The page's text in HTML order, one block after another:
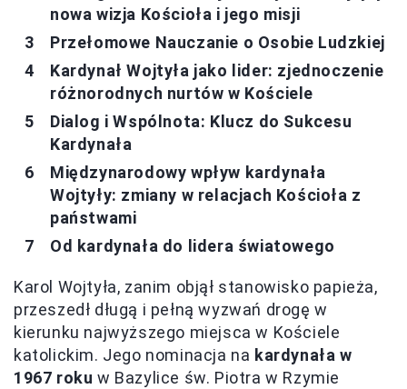
nowa wizja Kościoła i jego misji
Przełomowe Nauczanie o Osobie Ludzkiej
Kardynał Wojtyła jako lider: zjednoczenie
różnorodnych nurtów w Kościele
Dialog i Wspólnota: Klucz do Sukcesu
Kardynała
Międzynarodowy wpływ kardynała
Wojtyły: zmiany w relacjach Kościoła z
państwami
Od kardynała do lidera światowego
Karol Wojtyła, zanim objął stanowisko papieża,
przeszedł długą i pełną wyzwań drogę w
kierunku najwyższego miejsca w Kościele
katolickim. Jego nominacja na kardynała w
1967 roku w Bazylice św. Piotra w Rzymie